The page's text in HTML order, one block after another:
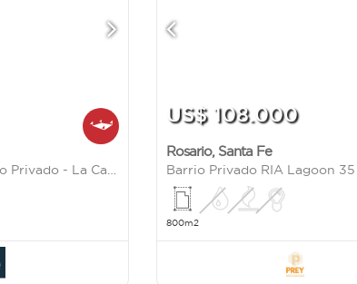
Pinares del Sur - Barrio Privado - La Carolina
US$ 108.000
Rosario, Santa Fe
Barrio Privado RIA Lagoon 35
800m2